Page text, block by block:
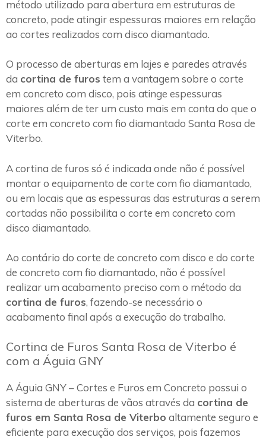
método utilizado para abertura em estruturas de
concreto, pode atingir espessuras maiores em relação
ao cortes realizados com disco diamantado.
O processo de aberturas em lajes e paredes através
da cortina de furos tem a vantagem sobre o corte
em concreto com disco, pois atinge espessuras
maiores além de ter um custo mais em conta do que o
corte em concreto com fio diamantado Santa Rosa de
Viterbo.
A cortina de furos só é indicada onde não é possível
montar o equipamento de corte com fio diamantado,
ou em locais que as espessuras das estruturas a serem
cortadas não possibilita o corte em concreto com
disco diamantado.
Ao contário do corte de concreto com disco e do corte
de concreto com fio diamantado, não é possível
realizar um acabamento preciso com o método da
cortina de furos, fazendo-se necessário o
acabamento final após a execução do trabalho.
Cortina de Furos Santa Rosa de Viterbo é
com a Águia GNY
A Águia GNY – Cortes e Furos em Concreto possui o
sistema de aberturas de vãos através da cortina de
furos em Santa Rosa de Viterbo altamente seguro e
eficiente para execução dos serviços, pois fazemos